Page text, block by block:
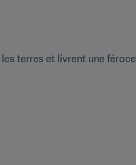
terres et livrent une féroce